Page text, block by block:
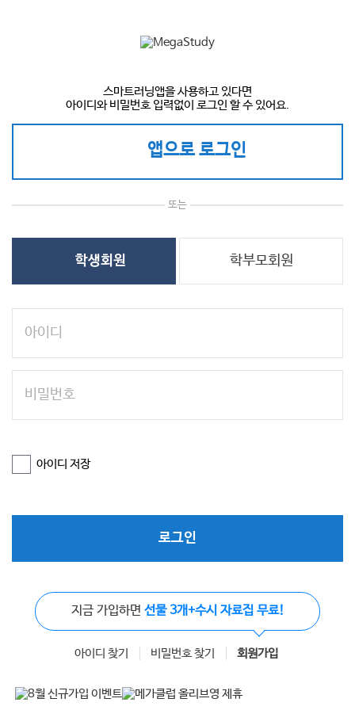
스마트러닝앱을 사용하고 있다면
아이디와 비밀번호 입력없이 로그인 할 수 있어요.
앱으로 로그인
또는
학생회원 학부모회원
아이디 저장
로그인
지금 가입하면 선물 3개+수시 자료집 무료!
아이디 찾기 비밀번호 찾기 회원가입